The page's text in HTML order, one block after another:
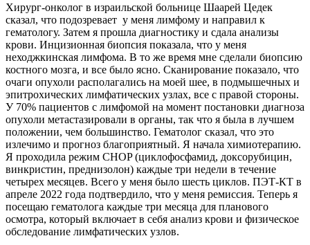
Хирург-онколог в израильской больнице Шаарей Цедек
сказал, что подозревает у меня лимфому и направил к
гематологу. Затем я прошла диагностику и сдала анализы
крови. Инцизионная биопсия показала, что у меня
неходжкинская лимфома. В то же время мне сделали биопсию
костного мозга, и все было ясно. Сканирование показало, что
очаги опухоли располагались на моей шее, в подмышечных и
эпитрохических лимфатических узлах, все с правой стороны.
У 70% пациентов с лимфомой на момент постановки диагноза
опухоли метастазировали в органы, так что я была в лучшем
положении, чем большинство. Гематолог сказал, что это
излечимо и прогноз благоприятный. Я начала химиотерапию.
Я проходила режим CHOP (циклофосфамид, доксорубицин,
винкристин, преднизолон) каждые три недели в течение
четырех месяцев. Всего у меня было шесть циклов. ПЭТ-КТ в
апреле 2022 года подтвердило, что у меня ремиссия. Теперь я
посещаю гематолога каждые три месяца для планового
осмотра, который включает в себя анализ крови и физическое
обследование лимфатических узлов.